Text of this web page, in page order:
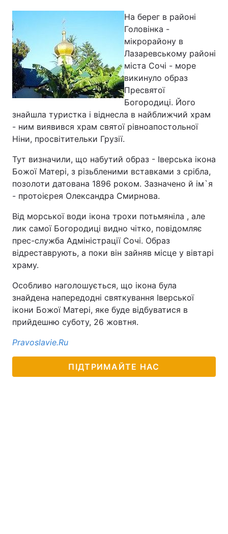
На берег в районі
Головінка -
мікрорайону в
Лазаревському районі
міста Сочі - море
викинуло образ
Пресвятої
Богородиці. Його
знайшла туристка і віднесла в найближчий храм
- ним виявився храм святої рівноапостольної
Ніни, просвітительки Грузії.
Тут визначили, що набутий образ - Іверська ікона
Божої Матері, з різьбленими вставками з срібла,
позолоти датована 1896 роком. Зазначено й ім`я
- протоієрея Олександра Смирнова.
Від морської води ікона трохи потьмяніла , але
лик самої Богородиці видно чітко, повідомляє
прес-служба Адміністрації Сочі. Образ
відреставрують, а поки він зайняв місце у вівтарі
храму.
Особливо наголошується, що ікона була
знайдена напередодні святкування Іверської
ікони Божої Матері, яке буде відбуватися в
прийдешню суботу, 26 жовтня.
Рravoslavie.Ru
ПІДТРИМАЙТЕ НАС